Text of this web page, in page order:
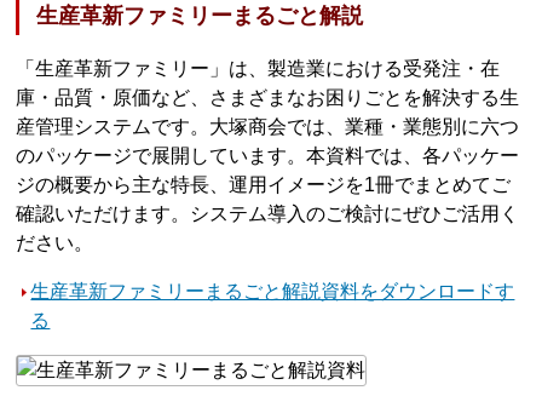
生産革新ファミリーまるごと解説
「生産革新ファミリー」は、製造業における受発注・在
庫・品質・原価など、さまざまなお困りごとを解決する生
産管理システムです。大塚商会では、業種・業態別に六つ
のパッケージで展開しています。本資料では、各パッケー
ジの概要から主な特長、運用イメージを1冊でまとめてご
確認いただけます。システム導入のご検討にぜひご活用く
ださい。
生産革新ファミリーまるごと解説資料をダウンロードす
る